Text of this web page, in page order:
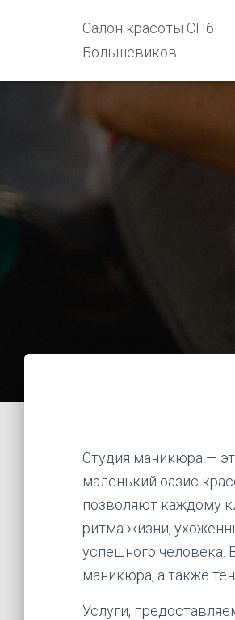
Салон красоты СПб
Большевиков
Студия маникюра —
маленький оазис
позволяют каждому
ритма жизни,
успешного человека.
маникюра, а также
Услуги,